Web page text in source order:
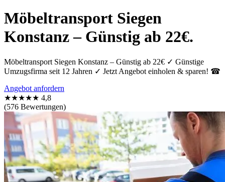
Möbeltransport Siegen
Konstanz – Günstig ab 22€.
Möbeltransport Siegen Konstanz – Günstig ab 22€ ✓ Günstige
Umzugsfirma seit 12 Jahren ✓ Jetzt Angebot einholen & sparen! ☎
Angebot anfordern
★★★★★ 4,8
(576 Bewertungen)